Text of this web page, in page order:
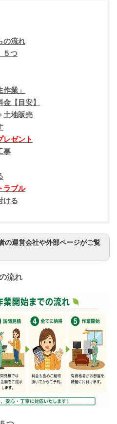
の流れ
５つ
業」
【目安】
土地販売
レゼント
事
ラブル
ける
の運営会社や外部ページがご覧
(株)トキデザイン】片付け者の運営会
・保守メンテナンスを行っています。
の制作も行っています！
流れ